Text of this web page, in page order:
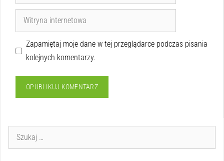
Zapamiętaj moje dane w tej przeglądarce podczas pisania
kolejnych komentarzy.